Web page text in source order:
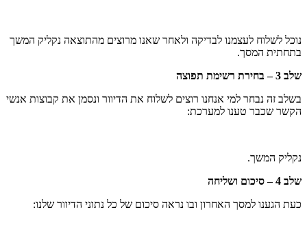
נוכל לשלוח לעצמנו לבדיקה ולאחר שאנו מרוצים מהתוצאה נקליק המשך
בתחתית המסך.
שלב 3 – בחירת רשימת תפוצה
בשלב זה נבחר למי אנחנו רוצים לשלוח את הדיוור ונסמן את קבוצות אנשי
הקשר שכבר טענו למערכת:
נקליק המשך.
שלב 4 – סיכום ושליחה
כעת הגענו למסך האחרון ובו נראה סיכום של כל נתוני הדיוור שלנו: